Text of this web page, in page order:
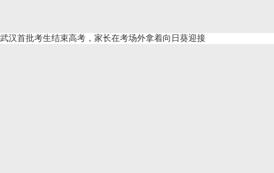
武汉首批考生结束高考，家长在考场外拿着向日葵迎接